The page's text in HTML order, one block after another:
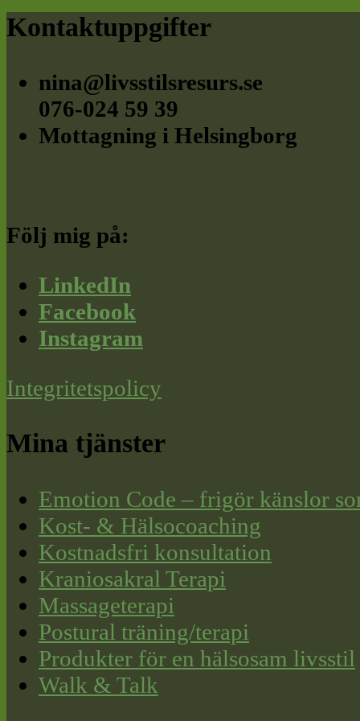
Footer
Kontaktuppgifter
nina@livsstilsresurs.se
076-024 59 39
Mottagning i Helsingborg
Följ mig på:
LinkedIn
Facebook
Instagram
Integritetspolicy
Mina tjänster
Emotion Code – frigör känslor
Kost- & Hälsocoaching
Kostnadsfri konsultation
Kraniosakral Terapi
Massageterapi
Postural träning/terapi
Produkter för en hälsosam livsstil
Walk & Talk